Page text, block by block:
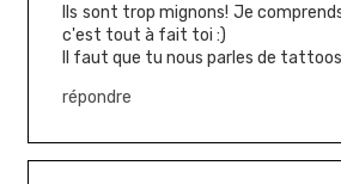
Ils sont trop mignons! Je
c'est tout à fait toi :)
Il faut que tu nous parles de
répondre